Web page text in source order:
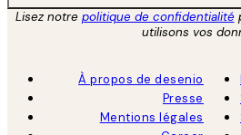
Lisez notre politique de confidentialité
utilisons vos
À propos de desenio
Presse
Mentions légales